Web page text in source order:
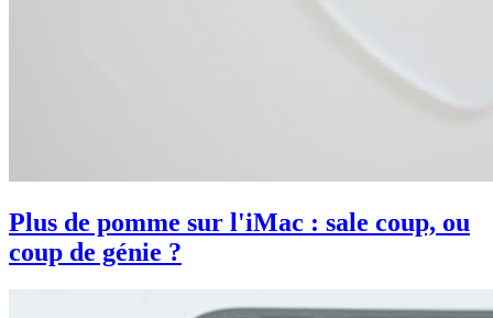
Plus de pomme sur l'iMac : sale coup, ou
coup de génie ?